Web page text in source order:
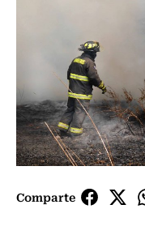
Comparte